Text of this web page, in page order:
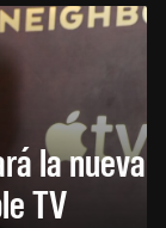
la nueva
TV